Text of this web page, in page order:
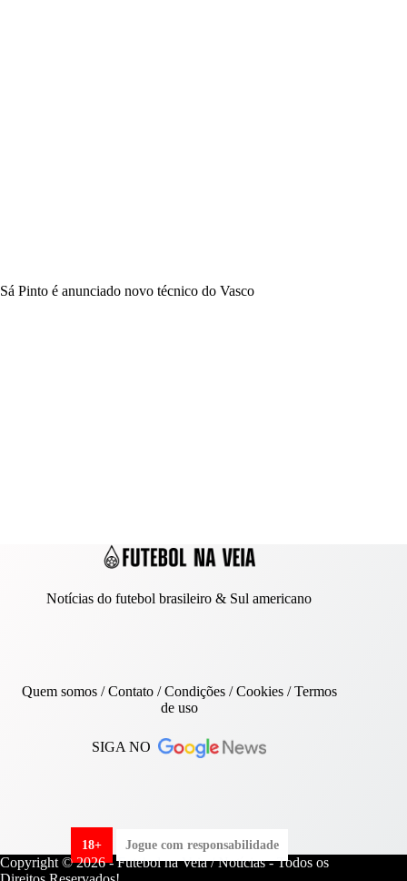
Sá Pinto é anunciado novo técnico do Vasco
Notícias do futebol brasileiro & Sul americano
Quem somos/Contato/ Condições /Cookies/Termos
de uso
SIGA NO
18+ Jogue com responsabilidade
Copyright © 2026 - Futebol na Veia / Notícias - Todos os